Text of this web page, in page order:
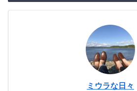
ミウラな日々